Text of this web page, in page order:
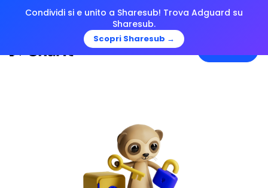
Condividi si e unito a Sharesub! Trova Adguard su
Sharesub.
Scopri Sharesub →